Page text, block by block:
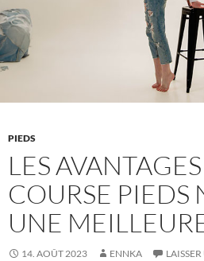
PIEDS
LES
COURSE PIEDS
UNE
14. AOÛT 2023 ENNKA